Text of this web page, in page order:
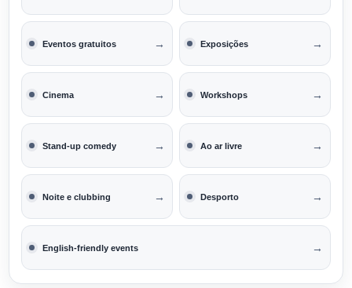
Eventos gratuitos → Exposições →
Cinema → Workshops →
Stand-up comedy → Ao ar livre →
Noite e clubbing → Desporto →
English-friendly events →